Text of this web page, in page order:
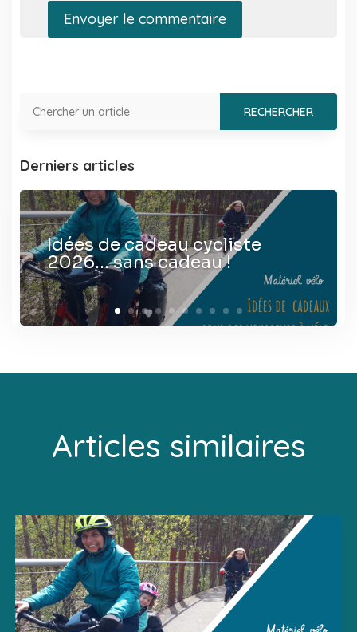
Envoyer le commentaire
Derniers articles
Idées de cadeau cycliste
2026… sans cadeau !
Articles similaires